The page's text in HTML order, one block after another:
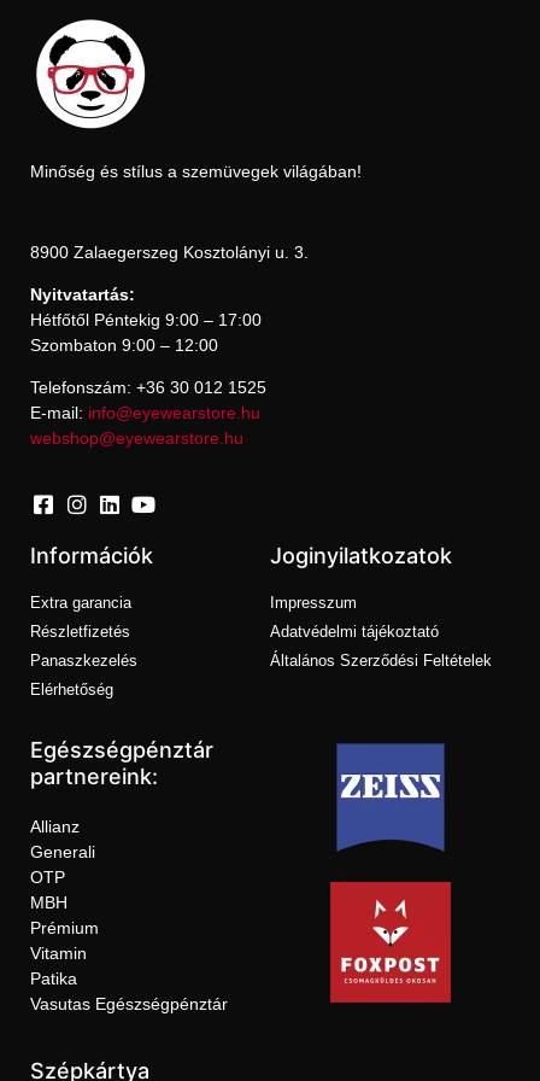
Minőség és stílus a szemüvegek világában!
8900 Zalaegerszeg Kosztolányi u. 3.
Nyitvatartás:
Hétfőtől Péntekig 9:00 – 17:00
Szombaton 9:00 – 12:00
Telefonszám: +36 30 012 1525
E-mail: info@eyewearstore.hu
webshop@eyewearstore.hu
Információk
Extra garancia
Részletfizetés
Panaszkezelés
Elérhetőség
Joginyilatkozatok
Impresszum
Adatvédelmi tájékoztató
Általános Szerződési Feltételek
Egészségpénztár
partnereink:
Allianz
Generali
OTP
MBH
Prémium
Vitamin
Patika
Vasutas Egészségpénztár
Szépkártya